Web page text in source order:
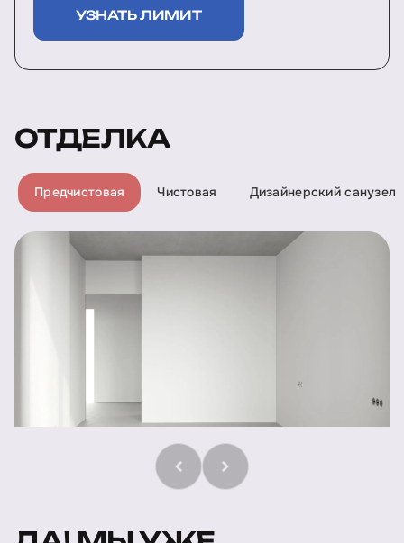
УЗНАТЬ ЛИМИТ
ОТДЕЛКА
Предчистовая Чистовая Дизайнерский санузел